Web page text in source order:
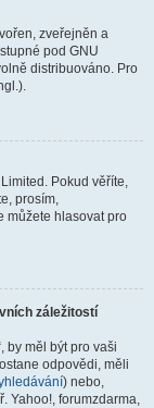
zveřejněn a
pod GNU
distribuováno. Pro
Pokud věříte,
prosím,
můžete hlasovat pro
záležitostí
by měl být pro vaši
odpovědi, měli
) nebo,
Yahoo!, forumzdarma,